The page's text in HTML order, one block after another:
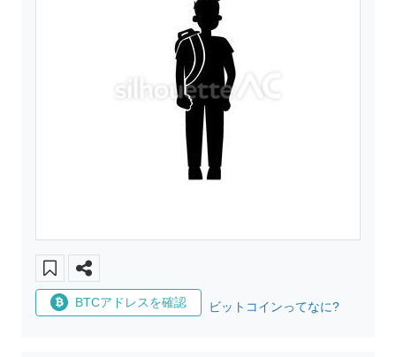
BTCアドレスを確認 ビットコインってなに?